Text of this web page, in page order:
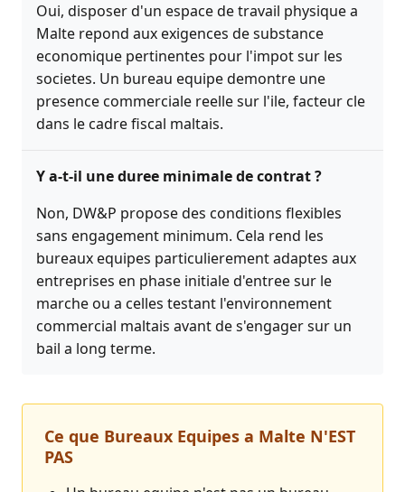
Oui, disposer d'un espace de travail physique a
Malte repond aux exigences de substance
economique pertinentes pour l'impot sur les
societes. Un bureau equipe demontre une
presence commerciale reelle sur l'ile, facteur cle
dans le cadre fiscal maltais.
Y a-t-il une duree minimale de contrat ?
Non, DW&P propose des conditions flexibles
sans engagement minimum. Cela rend les
bureaux equipes particulierement adaptes aux
entreprises en phase initiale d'entree sur le
marche ou a celles testant l'environnement
commercial maltais avant de s'engager sur un
bail a long terme.
Ce que Bureaux Equipes a Malte N'EST
PAS